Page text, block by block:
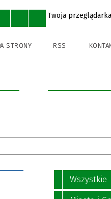
Twoja
STRONY RSS
Wszystkie